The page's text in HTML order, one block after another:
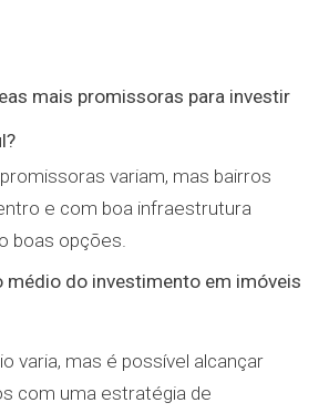
mais promissoras para investir
variam, mas bairros
e com boa infraestrutura
boas opções.
médio do investimento em imóveis
varia, mas é possível alcançar
com uma estratégia de